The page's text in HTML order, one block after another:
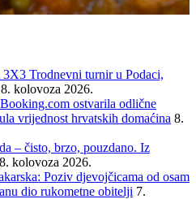
Trodnevni turnir u Podaci,
8. kolovoza 2026.
ostvarila odlične
vrijednost hrvatskih domaćina 8.
– čisto, brzo, pouzdano. Iz
8. kolovoza 2026.
Poziv djevojčicama od osam
dio rukometne obitelji 7.